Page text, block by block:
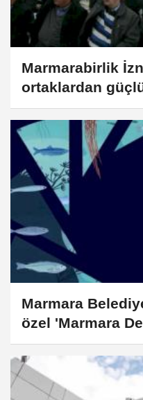
Marmarabirlik
ortaklardan
Marmara
özel 'Marmara